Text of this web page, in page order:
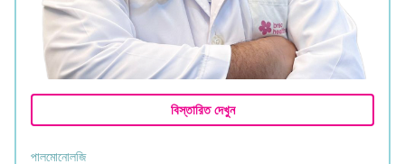
বিস্তারিত দেখুন
পালমোনোলজি